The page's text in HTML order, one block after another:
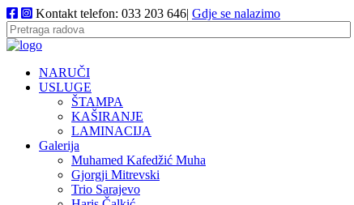
Kontakt telefon: 033 203 646| Gdje se nalazimo
NARUČI
USLUGE
ŠTAMPA
KAŠIRANJE
LAMINACIJA
Galerija
Muhamed Kafedžić Muha
Gjorgji Mitrevski
Trio Sarajevo